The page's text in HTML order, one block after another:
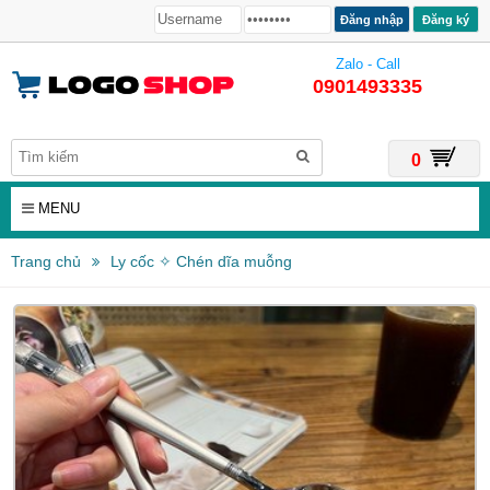
Đăng ký
Zalo - Call
0901493335
0
MENU
Trang chủ Ly cốc ✧ Chén dĩa muỗng